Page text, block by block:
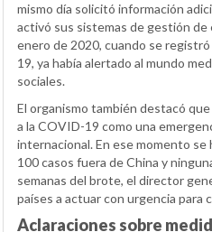
mismo día solicitó información
activó sus sistemas de gestión de
enero de 2020, cuando se
19, ya había alertado al mundo
sociales.
El organismo también destacó
a la COVID-19 como una
internacional. En ese momento
100 casos fuera de China y
semanas del brote, el director
países a actuar con urgencia para
Aclaraciones sobre